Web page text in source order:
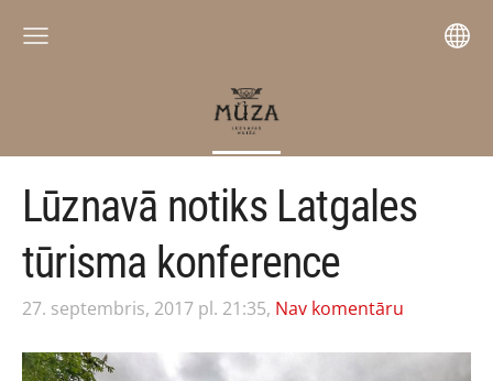
Lūznavā notiks Latgales
tūrisma konference
27. septembris, 2017 pl. 21:35, Nav komentāru